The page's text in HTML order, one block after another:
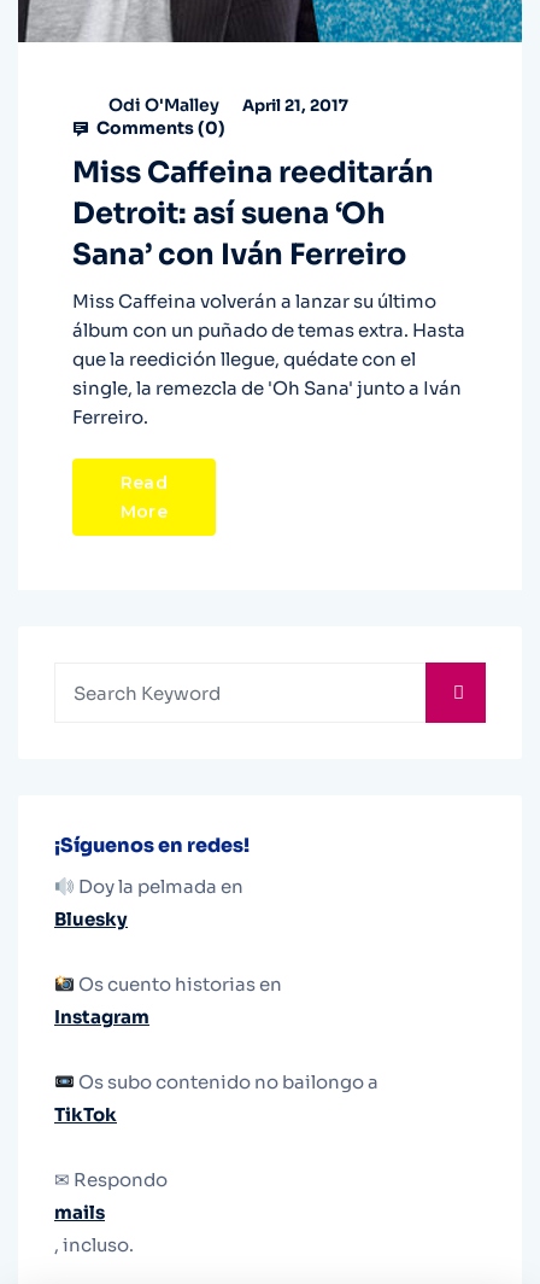
Odi O'Malley April 21, 2017
Comments (0)
Miss Caffeina reeditarán
Detroit: así suena ‘Oh
Sana’ con Iván Ferreiro
Miss Caffeina volverán a lanzar su último
álbum con un puñado de temas extra. Hasta
que la reedición llegue, quédate con el
single, la remezcla de 'Oh Sana' junto a Iván
Ferreiro.
Read
More
¡Síguenos en redes!
Doy la pelmada en
Bluesky
Os cuento historias en
Instagram
Os subo contenido no bailongo a
TikTok
✉ Respondo
mails
, incluso.